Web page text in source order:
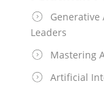
Generative
Leaders
Mastering
Artificial